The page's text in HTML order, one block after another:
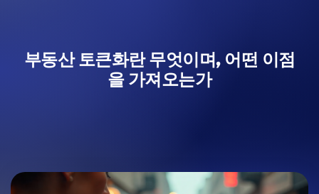
부동산 토큰화란 무엇이며, 어떤 이점
을 가져오는가